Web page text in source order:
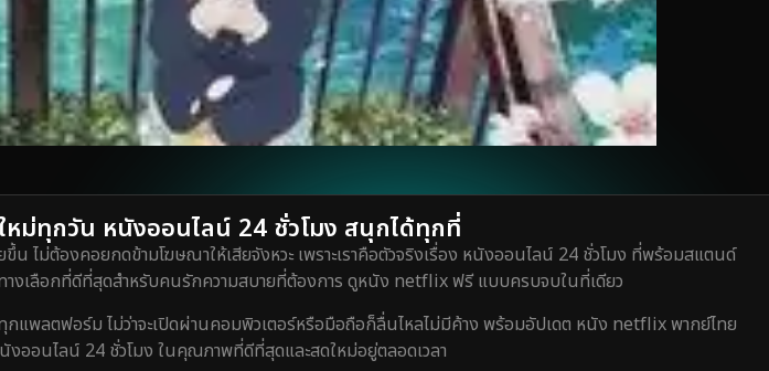
ม่ทุกวัน หนังออนไลน์ 24 ชั่วโมง สนุกได้ทุกที่
ไม่ต้องคอยกดข้ามโฆษณาให้เสียจังหวะ เพราะเราคือตัวจริงเรื่อง หนังออนไลน์ 24 ชั่วโมง ที่พร้อมสแตนด์
งเลือกที่ดีที่สุดสำหรับคนรักความสบายที่ต้องการ ดูหนัง netflix ฟรี แบบครบจบในที่เดียว
แพลตฟอร์ม ไม่ว่าจะเปิดผ่านคอมพิวเตอร์หรือมือถือก็ลื่นไหลไม่มีค้าง พร้อมอัปเดต หนัง netflix พากย์ไทย
ออนไลน์ 24 ชั่วโมง ในคุณภาพที่ดีที่สุดและสดใหม่อยู่ตลอดเวลา